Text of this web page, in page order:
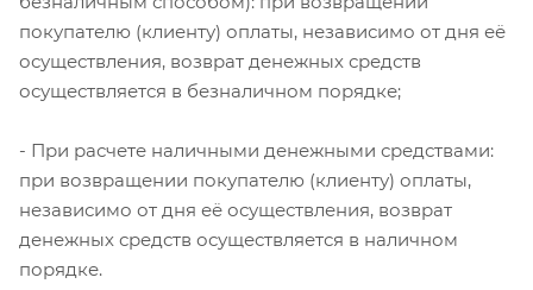
покупателю (клиенту) оплаты, независимо от дня её
осуществления, возврат денежных средств
осуществляется в безналичном порядке;
- При расчете наличными денежными средствами:
при возвращении покупателю (клиенту) оплаты,
независимо от дня её осуществления, возврат
денежных средств осуществляется в наличном
порядке.